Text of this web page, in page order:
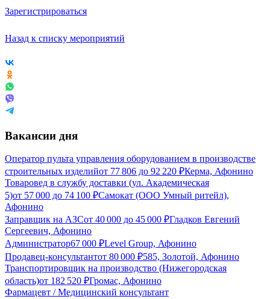
Зарегистрироваться
Назад к списку мероприятий
Вакансии дня
Оператор пульта управления оборудованием в производстве
строительных изделийот 77 806 до 92 220 ₽Керма, Афонино
Товаровед в службу доставки (ул. Академическая
5)от 57 000 до 74 100 ₽Самокат (ООО Умный ритейл),
Афонино
Заправщик на АЗСот 40 000 до 45 000 ₽Гладков Евгений
Сергеевич, Афонино
Администратор67 000 ₽Level Group, Афонино
Продавец-консультантот 80 000 ₽585, Золотой, Афонино
Транспортировщик на производство (Нижегородская
область)от 182 520 ₽Громас, Афонино
Фармацевт / Медицинский консультант